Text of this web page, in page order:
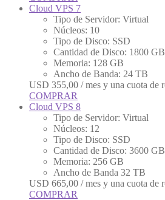
Cloud VPS 7
Tipo de Servidor: Virtual
Núcleos: 10
Tipo de Disco: SSD
Cantidad de Disco: 1800 GB
Memoria: 128 GB
Ancho de Banda: 24 TB
USD 355,00 / mes y una cuota de
COMPRAR
Cloud VPS 8
Tipo de Servidor: Virtual
Núcleos: 12
Tipo de Disco: SSD
Cantidad de Disco: 3600 GB
Memoria: 256 GB
Ancho de Banda 32 TB
USD 665,00 / mes y una cuota de
COMPRAR